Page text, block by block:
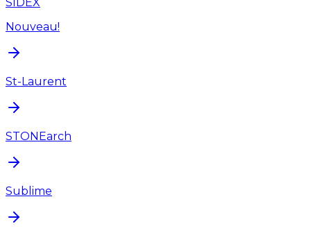
Nouveau!
St-Laurent
STONEarch
Sublime